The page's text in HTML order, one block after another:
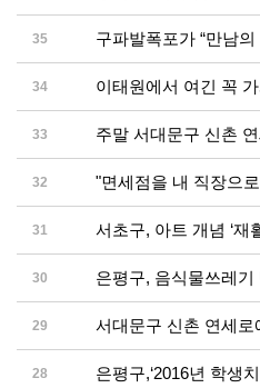
35 구파발폭포가 “만남
34 이태원에서 여긴 꼭
33 주말 서대문구 신촌
32 "면세점을 내 직장으
31 서초구, 아트 개념 ‘재
30 은평구, 음식물쓰레기
29 서대문구 신촌 연세
28 은평구,‘2016년 학생